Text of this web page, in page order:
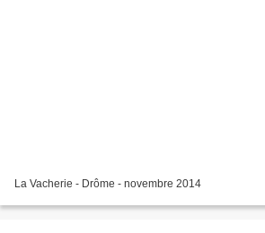
La Vacherie - Drôme - novembre 2014